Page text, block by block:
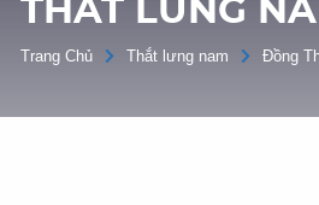
THẮT LƯNG
Trang Chủ Thắt lưng nam Đồng